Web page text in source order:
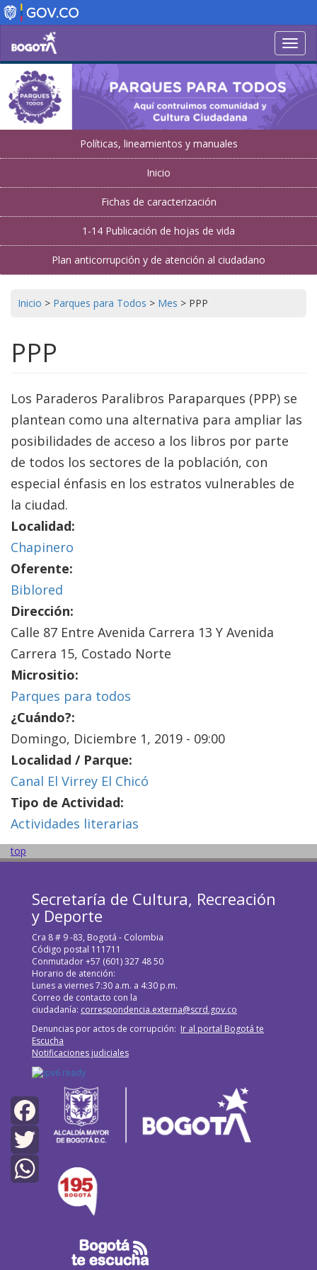
Pasar
al
contenido
principal
Políticas, lineamientos y manuales
Inicio
Fichas de caracterización
1-14 Publicación de hojas de vida
Plan anticorrupción y de atención al ciudadano
Inicio > Parques para Todos > Mes > PPP
PPP
Los Paraderos Paralibros Paraparques (PPP) se
plantean como una alternativa para ampliar las
posibilidades de acceso a los libros por parte
de todos los sectores de la población, con
especial énfasis en los estratos vulnerables de
la ciudad.
Localidad:
Chapinero
Oferente:
Biblored
Dirección:
Calle 87 Entre Avenida Carrera 13 Y Avenida
Carrera 15, Costado Norte
Micrositio:
Parques para todos
¿Cuándo?:
Domingo, Diciembre 1, 2019 - 09:00
Localidad / Parque:
Canal El Virrey El Chicó
Tipo de Actividad:
Actividades literarias
Facebook
Twitter
top
Secretaría de Cultura, Recreación
y Deporte
Cra 8 # 9 -83, Bogotá - Colombia
Código postal 111711
Conmutador +57 (601) 327 48 50
Horario de atención:
Lunes a viernes 7:30 a.m. a 4:30 p.m.
Correo de contacto con la
ciudadanía: correspondencia.externa@scrd.gov.co
Denuncias por actos de corrupción: Ir al portal Bogotá te
Escucha
Notificaciones judiciales